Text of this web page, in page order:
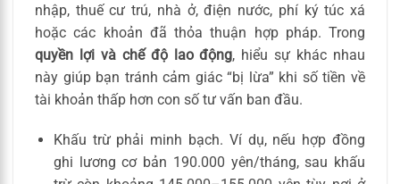
nhập, thuế cư trú, nhà ở, điện nước, phí ký túc xá
hoặc các khoản đã thỏa thuận hợp pháp. Trong
quyền lợi và chế độ lao động, hiểu sự khác nhau
này giúp bạn tránh cảm giác “bị lừa” khi số tiền về
tài khoản thấp hơn con số tư vấn ban đầu.
Khấu trừ phải minh bạch. Ví dụ, nếu hợp đồng
ghi lương cơ bản 190.000 yên/tháng, sau khấu